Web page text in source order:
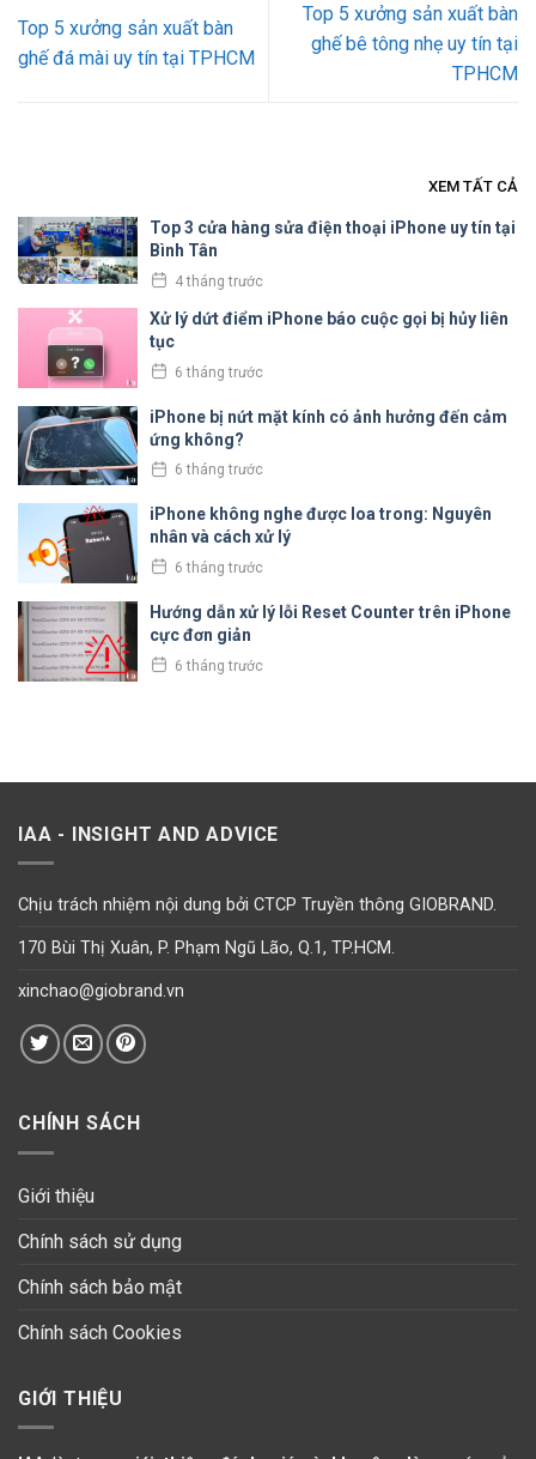
Top 5 xưởng sản xuất bàn
ghế đá mài uy tín tại TPHCM
Top 5 xưởng sản xuất bàn
ghế bê tông nhẹ uy tín tại
TPHCM
XEM TẤT CẢ
Top 3 cửa hàng sửa điện thoại iPhone uy tín tại
Bình Tân
4 tháng trước
Xử lý dứt điểm iPhone báo cuộc gọi bị hủy liên
tục
6 tháng trước
iPhone bị nứt mặt kính có ảnh hưởng đến cảm
ứng không?
6 tháng trước
iPhone không nghe được loa trong: Nguyên
nhân và cách xử lý
6 tháng trước
Hướng dẫn xử lý lỗi Reset Counter trên iPhone
cực đơn giản
6 tháng trước
IAA - INSIGHT AND ADVICE
Chịu trách nhiệm nội dung bởi CTCP Truyền thông GIOBRAND.
170 Bùi Thị Xuân, P. Phạm Ngũ Lão, Q.1, TP.HCM.
xinchao@giobrand.vn
CHÍNH SÁCH
Giới thiệu
Chính sách sử dụng
Chính sách bảo mật
Chính sách Cookies
GIỚI THIỆU